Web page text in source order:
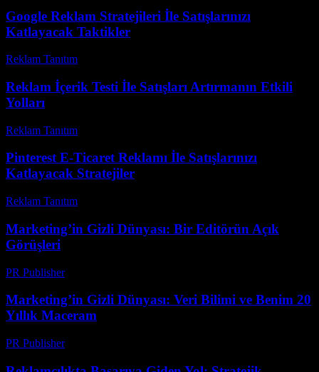
Google Reklam Stratejileri İle Satışlarınızı
Katlayacak Taktikler
Reklam Tanıtım
Reklam İçerik Testi İle Satışları Artırmanın Etkili
Yolları
Reklam Tanıtım
Pinterest E-Ticaret Reklamı İle Satışlarınızı
Katlayacak Stratejiler
Reklam Tanıtım
Marketing’in Gizli Dünyası: Bir Editörün Açık
Görüşleri
PR Publisher-
Marketing’in Gizli Dünyası: Veri Bilimi ve Benim 20
Yıllık Maceram
PR Publisher-